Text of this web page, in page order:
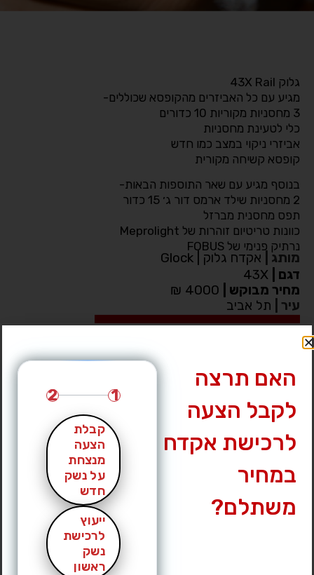
גלוק 43X Rail
מגיע עם כל האביזרים מהקופסא שכוללים-
3 מחסניות מקוריות 10 כדורים
כלי לטעינת מחסניות
אביזרי ניקוי במצב כמו חדש
קופסא קשיחה מקורית
בנוסף מגיע עם שאר התוספות הבאות-
2 מחסניות שילד ארמס דור ג׳ 15 כדור
תפס מחסנית מברזל
כוונות טריטיום זוהרות של Meprolight
נרתיק פנימי של FOBUS
מותג
אקדח גלוק | Glock
דגם
מחיר מבוקש
עיר
תל אביב
האם תרצה
לקבל הצעה
לרכישת אקדח
במחיר
משתלם?
1
2
קבלת
הצעה
מנצחת
על נשק
חדש
ייעוץ
לרכישת
נשק
ראשון